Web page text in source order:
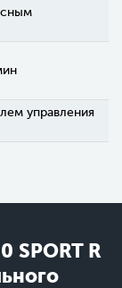
управления
SPORT R